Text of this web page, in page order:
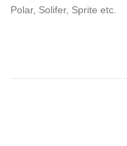
Polar, Solifer, Sprite etc.